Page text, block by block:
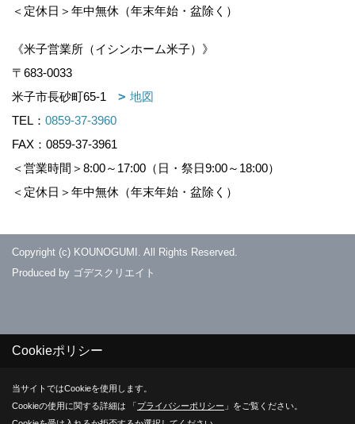
＜定休日＞年中無休（年末年始・盆除く）
《米子営業所（イシンホーム米子）》
〒683-0033
米子市長砂町65-1
地図
TEL： 0859-37-3960
FAX：0859-37-3961
＜営業時間＞8:00～17:00（日・祭日9:00～18:00）
＜定休日＞年中無休（年末年始・盆除く）
Copyright (c) KOUNOGUMI. All Rights Reserved.
Produced by ゴデスクリエイト
Cookieポリシー
当サイトではCookieを使用します。
Cookieの使用に関する詳細は 「プライバシーポリシー 」をご覧ください。